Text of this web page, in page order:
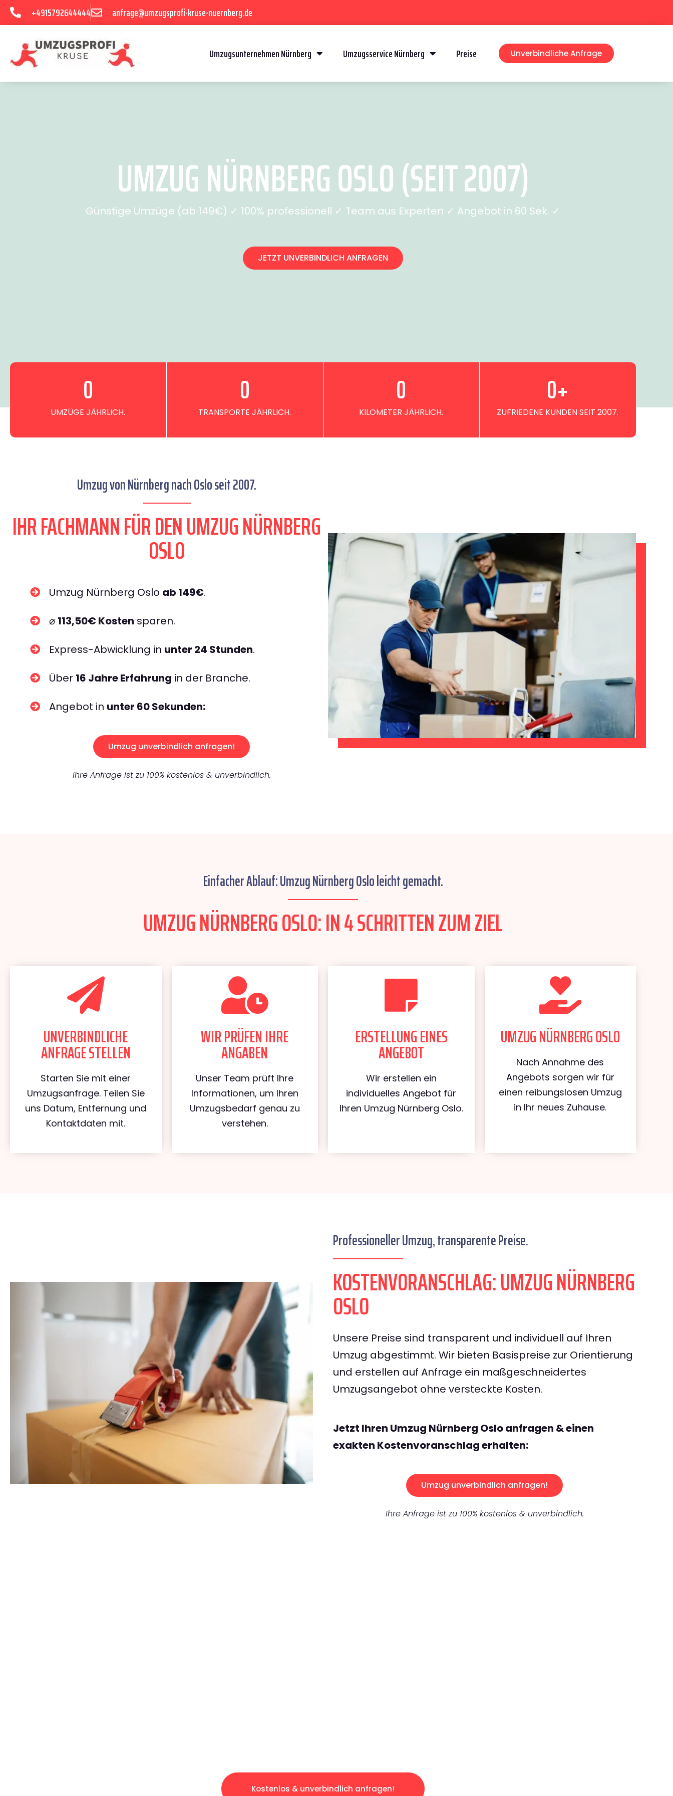
+4915792644444 anfrage@umzugsprofi-kruse-nuernberg.de
Umzugsunternehmen Nürnberg Umzugsservice Nürnberg Preise Unverbindliche Anfrage
UMZUG NÜRNBERG OSLO (SEIT 2007)
Günstige Umzüge (ab 149€) ✓ 100% professionell ✓ Team aus Experten ✓ Angebot in 60 Sek. ✓
JETZT UNVERBINDLICH ANFRAGEN
UMZÜGE JÄHRLICH.
0
TRANSPORTE JÄHRLICH.
0
KILOMETER JÄHRLICH.
0
ZUFRIEDENE KUNDEN SEIT 2007.
0+
Umzug von Nürnberg nach Oslo seit 2007.
IHR FACHMANN FÜR DEN UMZUG NÜRNBERG
OSLO
Umzug Nürnberg Oslo ab 149€.
⌀ 113,50€ Kosten sparen.
Express-Abwicklung in unter 24 Stunden.
Über 16 Jahre Erfahrung in der Branche.
Angebot in unter 60 Sekunden:
Umzug unverbindlich anfragen!
Ihre Anfrage ist zu 100% kostenlos & unverbindlich.
Einfacher Ablauf: Umzug Nürnberg Oslo leicht gemacht.
UMZUG NÜRNBERG OSLO: IN 4 SCHRITTEN ZUM ZIEL
UNVERBINDLICHE
ANFRAGE STELLEN
Starten Sie mit einer
Umzugsanfrage. Teilen Sie
uns Datum, Entfernung und
Kontaktdaten mit.
WIR PRÜFEN IHRE
ANGABEN
Unser Team prüft Ihre
Informationen, um Ihren
Umzugsbedarf genau zu
verstehen.
ERSTELLUNG EINES
ANGEBOT
Wir erstellen ein
individuelles Angebot für
Ihren Umzug Nürnberg Oslo.
UMZUG NÜRNBERG OSLO
Nach Annahme des
Angebots sorgen wir für
einen reibungslosen Umzug
in Ihr neues Zuhause.
Professioneller Umzug, transparente Preise.
KOSTENVORANSCHLAG: UMZUG NÜRNBERG
OSLO
Unsere Preise sind transparent und individuell auf Ihren
Umzug abgestimmt. Wir bieten Basispreise zur Orientierung
und erstellen auf Anfrage ein maßgeschneidertes
Umzugsangebot ohne versteckte Kosten.
Jetzt Ihren Umzug Nürnberg Oslo anfragen & einen
exakten Kostenvoranschlag erhalten:
Umzug unverbindlich anfragen!
Ihre Anfrage ist zu 100% kostenlos & unverbindlich.
Kostenlos & unverbindlich anfragen!